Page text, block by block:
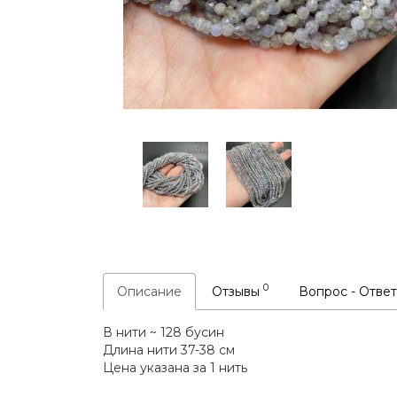
Описание Отзывы 0 Вопрос -
В нити ~ 128 бусин
Длина нити 37-38 см
Цена указана за 1 нить